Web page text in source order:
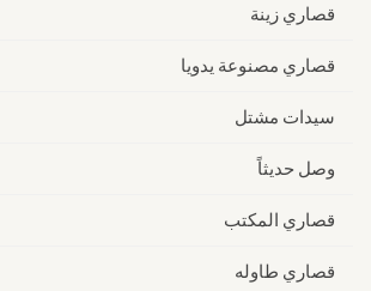
قصاري زينة
قصاري مصنوعة يدويا
سيدات مشتل
وصل حديثاً
قصاري المكتب
قصاري طاوله